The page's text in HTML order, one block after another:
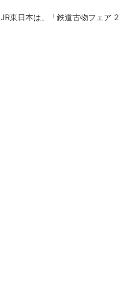
JR東日本は、「鉄道古物フェア